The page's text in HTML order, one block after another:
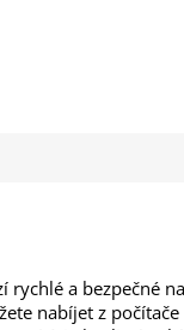
a bezpečné
nabíjet z